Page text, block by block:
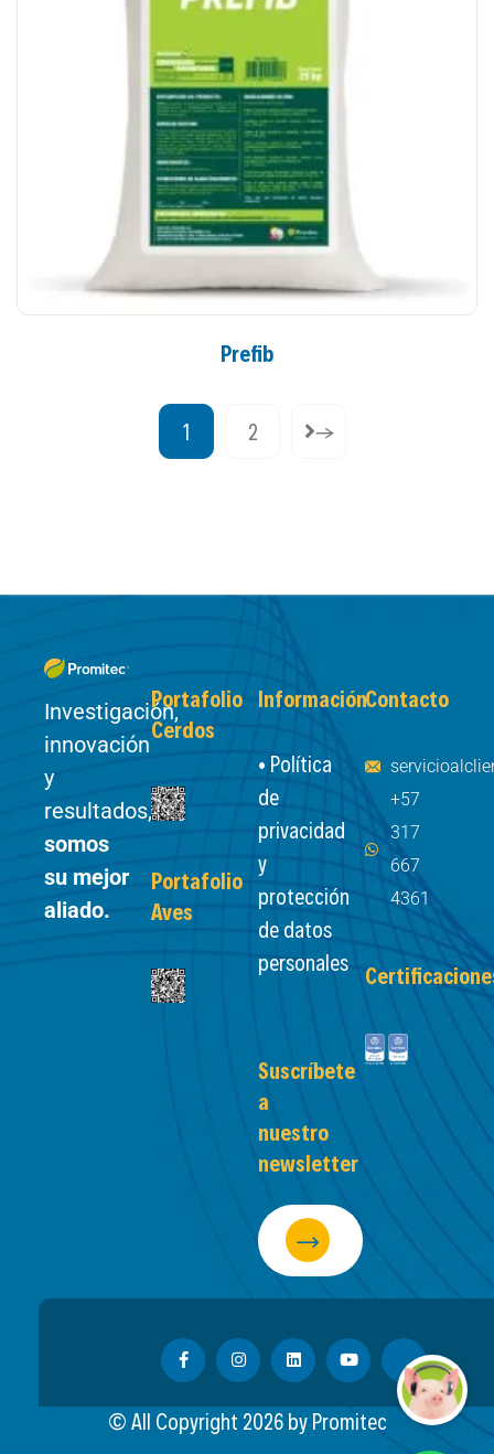
Prefib
1 2 →
Investigación,
innovación
y
resultados,
somos
su mejor
aliado.
Portafolio
Cerdos
Portafolio
Aves
Información
• Política
de
privacidad
y
protección
de datos
personales
Suscríbete
a
nuestro
newsletter
Contacto
+57
317
667
4361
© All Copyright 2026by Promitec